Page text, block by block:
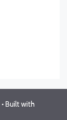
• Built with